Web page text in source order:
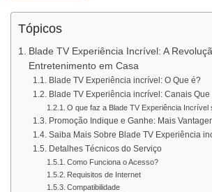
Tópicos
Blade TV Experiência Incrível: A
Entretenimento em Casa
Blade TV Experiência incrível: O Que é?
Blade TV Experiência incrível: Canais
O que faz a Blade TV Experiência Incrível
Promoção Indique e Ganhe: Mais
Saiba Mais Sobre Blade TV Experiência
Detalhes Técnicos do Serviço
Como Funciona o Acesso?
Requisitos de Internet
Compatibilidade